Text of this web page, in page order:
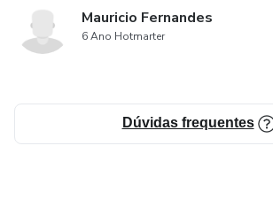
O e-book traz um método amplamente
marketing digital, utilizado tanto por
grandes empresas, para captação de
Mauricio Fernandes
6 Ano Hotmarter
Dúvidas frequentes